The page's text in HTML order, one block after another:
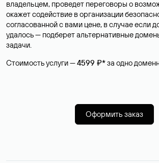
владельцем, проведет переговоры о
окажет содействие в организации
согласованной с вами цене, в случае если
удалось — подберет альтернативные
задачи.
Стоимость услуги —4599 ₽*за одно
Оформить заказ